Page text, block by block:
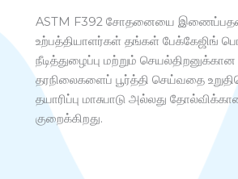
ASTM F392 சோதனையை
உற்பத்தியாளர்கள் தங்கள் பேக்கேஜிங்
நீடித்துழைப்பு மற்றும்
தரநிலைகளைப் பூர்த்தி செய்வதை
தயாரிப்பு மாசுபாடு அல்லது
குறைக்கிறது.